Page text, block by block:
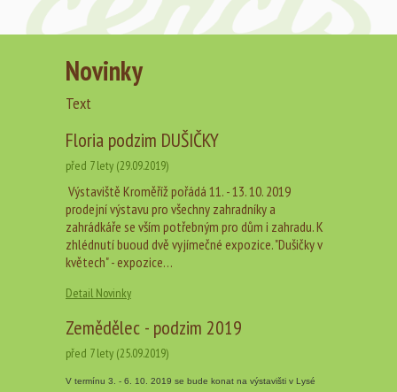
Novinky
Text
Floria podzim DUŠIČKY
před 7 lety (29.09.2019)
Výstaviště Kroměříž pořádá 11. - 13. 10. 2019
prodejní výstavu pro všechny zahradníky a
zahrádkáře se vším potřebným pro dům i zahradu. K
zhlédnutí buoud dvě vyjímečné expozice. "Dušičky v
květech" - expozice…
Detail Novinky
Zemědělec - podzim 2019
před 7 lety (25.09.2019)
V termínu 3. - 6. 10. 2019 se bude konat na výstavišti v Lysé